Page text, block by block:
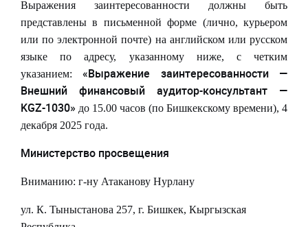
Выражения заинтересованности должны быть
представлены в письменной форме (лично, курьером
или по электронной почте) на английском или русском
языке по адресу, указанному ниже, с четким
указанием:
«Выражение заинтересованности —
Внешний финансовый аудитор-консультант —
KGZ-1030» до 15.00 часов (по Бишкекскому времени), 4
декабря 2025 года.
Министерство просвещения
Вниманию: г-ну Атаканову Нурлану
ул. К. Тыныстанова 257, г. Бишкек, Кыргызская